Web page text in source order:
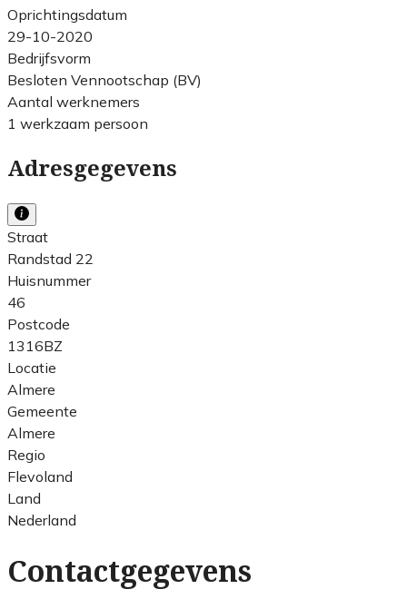
Oprichtingsdatum
29-10-2020
Bedrijfsvorm
Besloten Vennootschap (BV)
Aantal werknemers
1 werkzaam persoon
Adresgegevens
Straat
Randstad 22
Huisnummer
46
Postcode
1316BZ
Locatie
Almere
Gemeente
Almere
Regio
Flevoland
Land
Nederland
Contactgegevens